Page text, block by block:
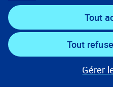
Avis de confidentialité
Tout
Tout
Gérer